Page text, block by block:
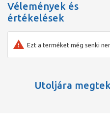
Vélemények és
értékelések
Ezt a terméket még senki
Utoljára